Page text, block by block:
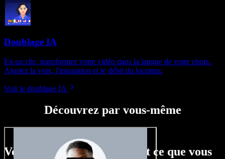
Doublage IA
En un clic, transformez votre vidéo dans la langue de votre choix.
Ajustez la voix, l'intonation et le débit du locuteur.
Voir le doublage IA
Découvrez par vous-même
Voici un petit aperçu de tout ce que vous